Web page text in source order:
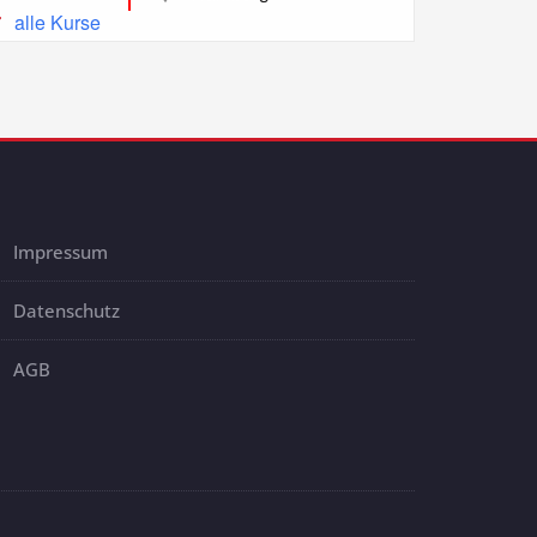
alle Kurse
Impressum
Datenschutz
AGB